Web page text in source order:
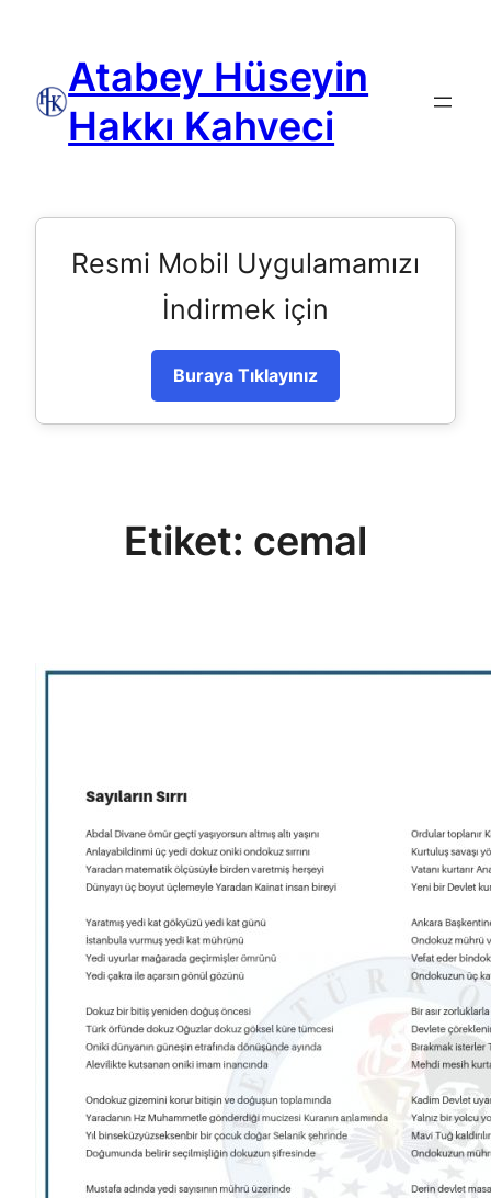
Atabey Hüseyin
Hakkı Kahveci
Resmi Mobil Uygulamamızı
İndirmek için
Buraya Tıklayınız
Etiket: cemal